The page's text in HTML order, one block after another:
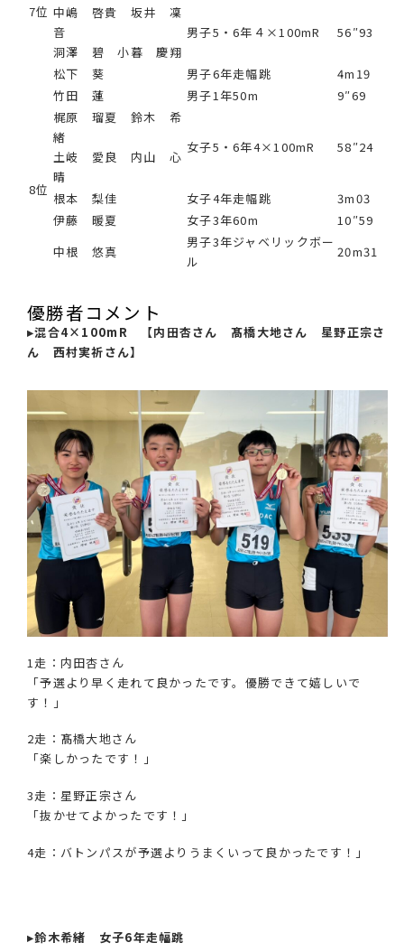
7位 中嶋 啓貴 坂井 凜
音
洞澤 碧 小暮 慶翔
男子5・6年４×100mR 56″93
松下 葵 男子6年走幅跳
4m19
竹田 蓮
男子1年50m 9″69
8位
梶原 瑠夏 鈴木 希
緒
土岐 愛良 内山 心
晴
女子5・6年4×100mR 58″24
根本 梨佳 女子4年走幅跳
3m03
伊藤 暖夏
女子3年60m
10″59
中根 悠真
男子3年ジャベリックボー
ル
20m31
優勝者コメント
▸混合4×100mR 【内田杏さん 髙橋大地さん 星野正宗さ
ん 西村実祈さん】
1走：内田杏さん
「予選より早く走れて良かったです。優勝できて嬉しいで
す！」
2走：髙橋大地さん
「楽しかったです！」
3走：星野正宗さん
「抜かせてよかったです！」
4走：バトンパスが予選よりうまくいって良かったです！」
▸鈴木希緒 女子6年走幅跳